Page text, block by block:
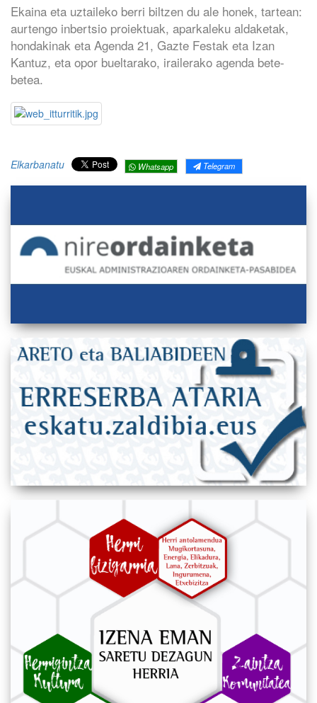
Ekaina eta uztaileko berri biltzen du ale honek, tartean:
aurtengo inbertsio proiektuak, aparkaleku aldaketak,
hondakinak eta Agenda 21, Gazte Festak eta Izan
Kantuz, eta opor bueltarako, irailerako agenda bete-
betea.
Elkarbanatu Whatsapp Telegram